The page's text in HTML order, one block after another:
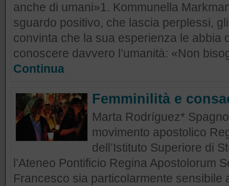
anche di umani»1. Kommunella
sguardo positivo, che lascia perplessi,
convinta che la sua esperienza le abbia
conoscere davvero l’umanità: «Non
Continua
Femminilità e
Marta Rodríguez*
movimento apostolico
dell’Istituto Superiore di
l’Ateneo Pontificio Regina Apostolorum
Francesco sia particolarmente sensibile